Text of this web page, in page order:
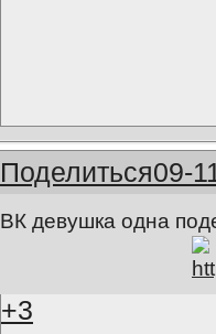
Поделиться09-
ВК девушка одна
+3